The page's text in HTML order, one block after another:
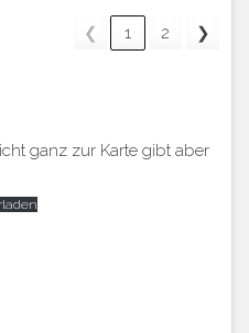
❮ 1 2 ❯
ganz zur Karte gibt aber